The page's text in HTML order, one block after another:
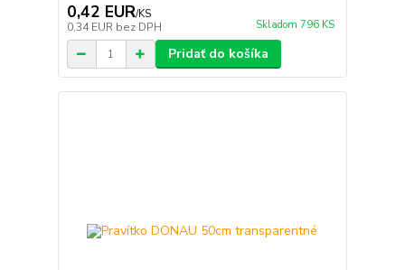
0,42 EUR/KS
0,34 EUR bez DPH Skladom 796 KS
Pridať do košíka